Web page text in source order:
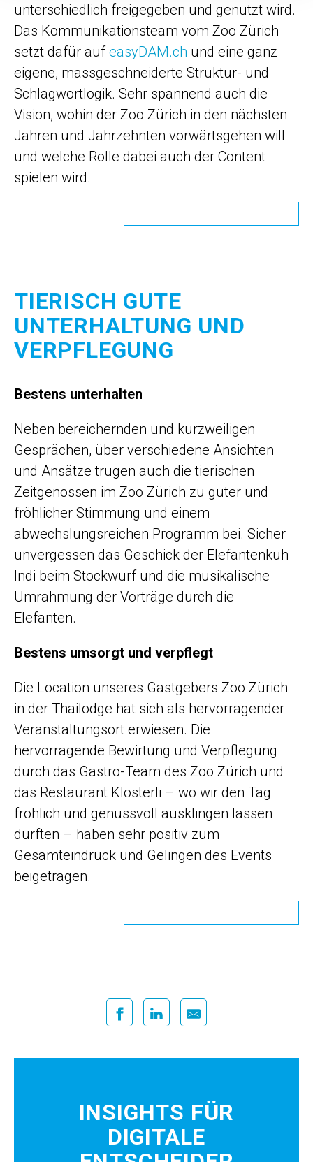
unterschiedlich freigegeben und genutzt wird.
Das Kommunikationsteam vom Zoo Zürich
setzt dafür aufeasyDAM.ch und eine ganz
eigene, massgeschneiderte Struktur- und
Schlagwortlogik. Sehr spannend auch die
Vision, wohin der Zoo Zürich in den nächsten
Jahren und Jahrzehnten vorwärtsgehen will
und welche Rolle dabei auch der Content
spielen wird.
TIERISCH GUTE
UNTERHALTUNG UND
VERPFLEGUNG
Bestens unterhalten
Neben bereichernden und kurzweiligen
Gesprächen, über verschiedene Ansichten
und Ansätze trugen auch die tierischen
Zeitgenossen im Zoo Zürich zu guter und
fröhlicher Stimmung und einem
abwechslungsreichen Programm bei. Sicher
unvergessen das Geschick der Elefantenkuh
Indi beim Stockwurf und die musikalische
Umrahmung der Vorträge durch die
Elefanten.
Bestens umsorgt und verpflegt
Die Location unseres Gastgebers Zoo Zürich
in der Thailodge hat sich als hervorragender
Veranstaltungsort erwiesen. Die
hervorragende Bewirtung und Verpflegung
durch das Gastro-Team des Zoo Zürich und
das Restaurant Klösterli – wo wir den Tag
fröhlich und genussvoll ausklingen lassen
durften – haben sehr positiv zum
Gesamteindruck und Gelingen des Events
beigetragen.
INSIGHTS FÜR
DIGITALE